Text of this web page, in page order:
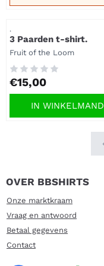
.
3 Paarden t-shirt.
Merk:
Fruit of the Loom
Prijs: 15,00
€15,00
IN WINKELMAND
OVER BBSHIRTS
Onze marktkraam
Vraag en antwoord
Betaal gegevens
Contact